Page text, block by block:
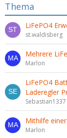
Thema
LiFePO4
st.waldisberg
Mehrere
Marlon
LiFePO4
Laderegler
Sebastian1337
Mithilfe
Marlon